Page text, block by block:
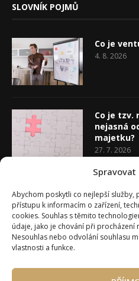
Spravovat
Abychom poskytli co nejlepší služby,
přístupu k informacím o zařízení,
cookies. Souhlas s těmito
údaje, jako je chování při procházení
Nesouhlas nebo odvolání souhlasu
vlastnosti a funkce.
SLOVNÍK POJMŮ
Co je
4. 8. 2026
Co je tzv.
nejasná
majetku?
27. 7. 2026
20. 7. 2026